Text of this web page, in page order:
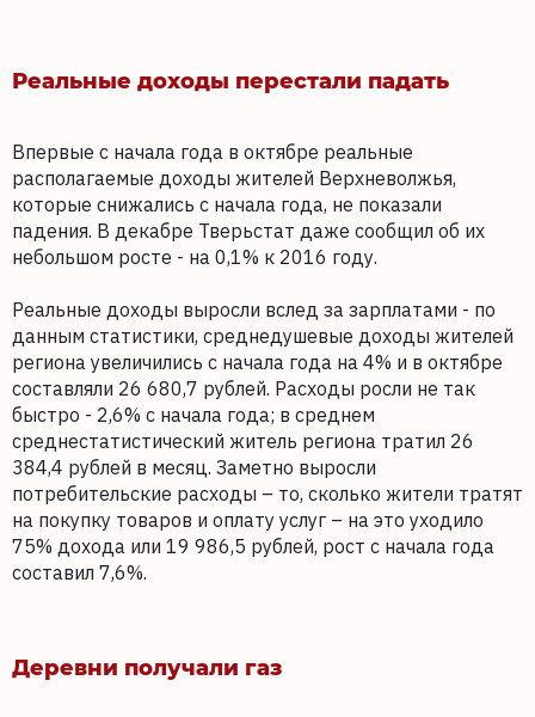
Реальные доходы перестали падать
Впервые с начала года в октябре реальные
располагаемые доходы жителей Верхневолжья,
которые снижались с начала года, не показали
падения. В декабре Тверьстат даже сообщил об их
небольшом росте - на 0,1% к 2016 году.
Реальные доходы выросли вслед за зарплатами - по
данным статистики, среднедушевые доходы жителей
региона увеличились с начала года на 4% и в октябре
составляли 26 680,7 рублей. Расходы росли не так
быстро - 2,6% с начала года; в среднем
среднестатистический житель региона тратил 26
384,4 рублей в месяц. Заметно выросли
потребительские расходы – то, сколько жители тратят
на покупку товаров и оплату услуг – на это уходило
75% дохода или 19 986,5 рублей, рост с начала года
составил 7,6%.
Деревни получали газ